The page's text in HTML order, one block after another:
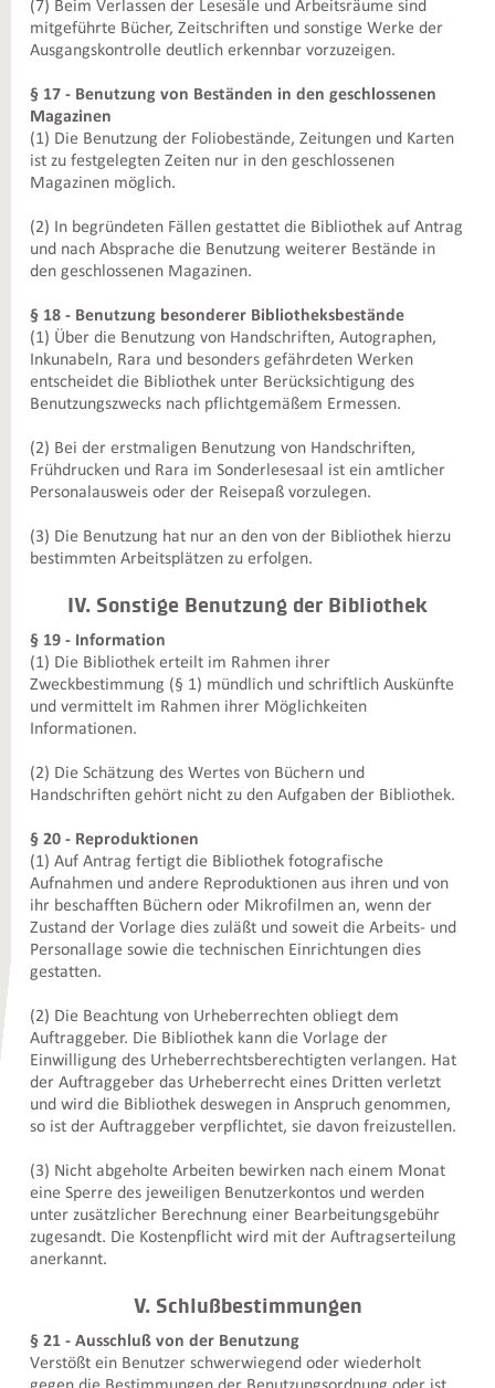
(7) Beim Verlassen der Lesesäle und Arbeitsräume sind
mitgeführte Bücher, Zeitschriften und sonstige Werke der
Ausgangskontrolle deutlich erkennbar vorzuzeigen.
§ 17 - Benutzung von Beständen in den geschlossenen
Magazinen
(1) Die Benutzung der Foliobestände, Zeitungen und Karten
ist zu festgelegten Zeiten nur in den geschlossenen
Magazinen möglich.
(2) In begründeten Fällen gestattet die Bibliothek auf Antrag
und nach Absprache die Benutzung weiterer Bestände in
den geschlossenen Magazinen.
§ 18 - Benutzung besonderer Bibliotheksbestände
(1) Über die Benutzung von Handschriften, Autographen,
Inkunabeln, Rara und besonders gefährdeten Werken
entscheidet die Bibliothek unter Berücksichtigung des
Benutzungszwecks nach pflichtgemäßem Ermessen.
(2) Bei der erstmaligen Benutzung von Handschriften,
Frühdrucken und Rara im Sonderlesesaal ist ein amtlicher
Personalausweis oder der Reisepaß vorzulegen.
(3) Die Benutzung hat nur an den von der Bibliothek hierzu
bestimmten Arbeitsplätzen zu erfolgen.
IV. Sonstige Benutzung der Bibliothek
§ 19 - Information
(1) Die Bibliothek erteilt im Rahmen ihrer
Zweckbestimmung (§ 1) mündlich und schriftlich Auskünfte
und vermittelt im Rahmen ihrer Möglichkeiten
Informationen.
(2) Die Schätzung des Wertes von Büchern und
Handschriften gehört nicht zu den Aufgaben der Bibliothek.
§ 20 - Reproduktionen
(1) Auf Antrag fertigt die Bibliothek fotografische
Aufnahmen und andere Reproduktionen aus ihren und von
ihr beschafften Büchern oder Mikrofilmen an, wenn der
Zustand der Vorlage dies zuläßt und soweit die Arbeits- und
Personallage sowie die technischen Einrichtungen dies
gestatten.
(2) Die Beachtung von Urheberrechten obliegt dem
Auftraggeber. Die Bibliothek kann die Vorlage der
Einwilligung des Urheberrechtsberechtigten verlangen. Hat
der Auftraggeber das Urheberrecht eines Dritten verletzt
und wird die Bibliothek deswegen in Anspruch genommen,
so ist der Auftraggeber verpflichtet, sie davon freizustellen.
(3) Nicht abgeholte Arbeiten bewirken nach einem Monat
eine Sperre des jeweiligen Benutzerkontos und werden
unter zusätzlicher Berechnung einer Bearbeitungsgebühr
zugesandt. Die Kostenpflicht wird mit der Auftragserteilung
anerkannt.
V. Schlußbestimmungen
§ 21 - Ausschluß von der Benutzung
Verstößt ein Benutzer schwerwiegend oder wiederholt